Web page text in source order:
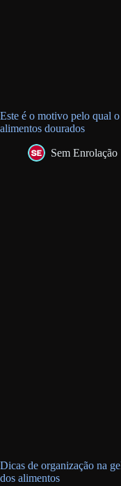
Este é o motivo pelo qual
alimentos dourados
Sem Enrolação
Dicas de organização na
dos alimentos